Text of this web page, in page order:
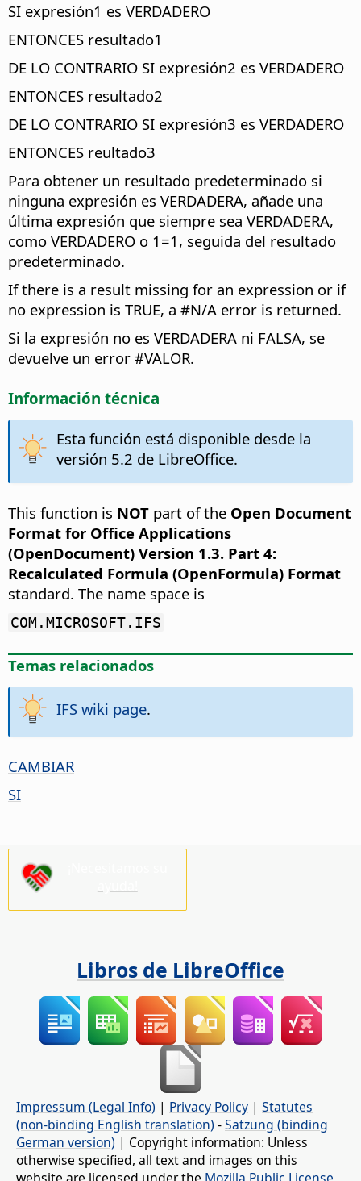
SI expresión1 es VERDADERO
ENTONCES resultado1
DE LO CONTRARIO SI expresión2 es VERDADERO
ENTONCES resultado2
DE LO CONTRARIO SI expresión3 es VERDADERO
ENTONCES reultado3
Para obtener un resultado predeterminado si
ninguna expresión es VERDADERA, añade una
última expresión que siempre sea VERDADERA,
como VERDADERO o 1=1, seguida del resultado
predeterminado.
If there is a result missing for an expression or if
no expression is TRUE, a #N/A error is returned.
Si la expresión no es VERDADERA ni FALSA, se
devuelve un error #VALOR.
Información técnica
Esta función está disponible desde la
versión 5.2 de LibreOffice.
This function is NOT part of the Open Document
Format for Office Applications
(OpenDocument) Version 1.3. Part 4:
Recalculated Formula (OpenFormula) Format
standard. The name space is
COM.MICROSOFT.IFS
Temas relacionados
IFS wiki page.
CAMBIAR
SI
Libros de LibreOffice
Impressum (Legal Info) | Privacy Policy | Statutes
(non-binding English translation) -Satzung (binding
German version) | Copyright information: Unless
otherwise specified, all text and images on this